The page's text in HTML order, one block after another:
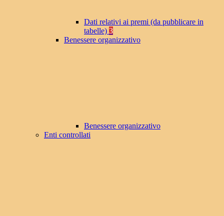
Dati relativi ai premi (da pubblicare in
tabelle) 3
Benessere organizzativo
Benessere organizzativo
Enti controllati